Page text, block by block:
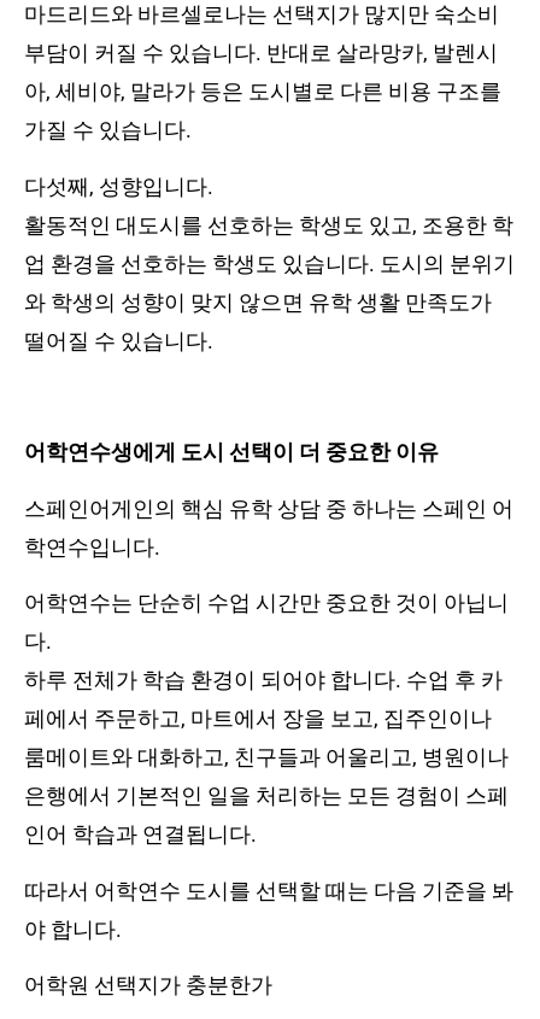
마드리드와 바르셀로나는 선택지가 많지만 숙소비
부담이 커질 수 있습니다. 반대로 살라망카, 발렌시
아, 세비야, 말라가 등은 도시별로 다른 비용 구조를
가질 수 있습니다.
다섯째, 성향입니다.
활동적인 대도시를 선호하는 학생도 있고, 조용한 학
업 환경을 선호하는 학생도 있습니다. 도시의 분위기
와 학생의 성향이 맞지 않으면 유학 생활 만족도가
떨어질 수 있습니다.
어학연수생에게 도시 선택이 더 중요한 이유
스페인어게인의 핵심 유학 상담 중 하나는 스페인 어
학연수입니다.
어학연수는 단순히 수업 시간만 중요한 것이 아닙니
다.
하루 전체가 학습 환경이 되어야 합니다. 수업 후 카
페에서 주문하고, 마트에서 장을 보고, 집주인이나
룸메이트와 대화하고, 친구들과 어울리고, 병원이나
은행에서 기본적인 일을 처리하는 모든 경험이 스페
인어 학습과 연결됩니다.
따라서 어학연수 도시를 선택할 때는 다음 기준을 봐
야 합니다.
어학원 선택지가 충분한가